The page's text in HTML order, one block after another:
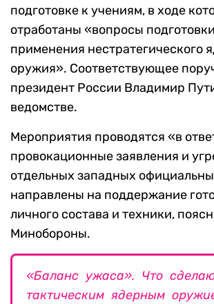
подготовке к учениям, в ходе
отработаны «вопросы
применения нестратегического
оружия». Соответствующее
президент России Владимир
ведомстве.
Мероприятия проводятся «в
провокационные заявления и
отдельных западных
направлены на поддержание
личного состава и техники,
Минобороны.
«Баланс ужаса». Что
тактическим ядерным